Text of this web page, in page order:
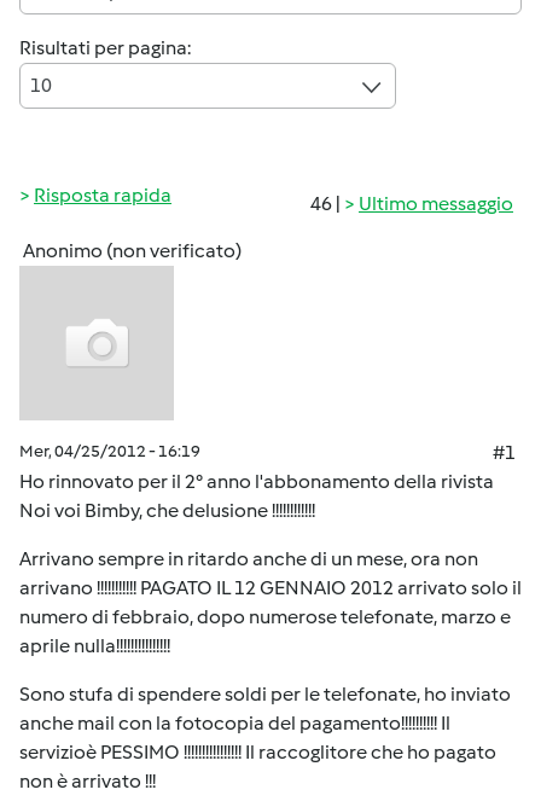
Risultati per pagina:
10
46 | Ultimo messaggio
Risposta rapida
Anonimo (non verificato)
Mer, 04/25/2012 - 16:19
#1
Ho rinnovato per il 2° anno l'abbonamento della rivista
Noi voi Bimby, che delusione !!!!!!!!!!!!
Arrivano sempre in ritardo anche di un mese, ora non
arrivano !!!!!!!!!!! PAGATO IL 12 GENNAIO 2012 arrivato solo il
numero di febbraio, dopo numerose telefonate, marzo e
aprile nulla!!!!!!!!!!!!!!!
Sono stufa di spendere soldi per le telefonate, ho inviato
anche mail con la fotocopia del pagamento!!!!!!!!!! Il
servizioè PESSIMO !!!!!!!!!!!!!!!! Il raccoglitore che ho pagato
non è arrivato !!!